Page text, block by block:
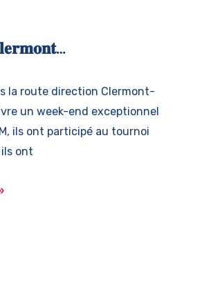
la route direction Clermont-
un week-end exceptionnel
ils ont participé au tournoi
ont